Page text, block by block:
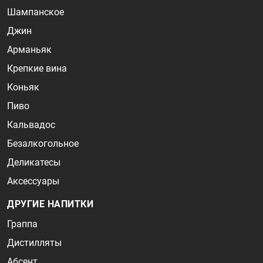
Шампанское
Джин
Арманьяк
Крепкие вина
Коньяк
Пиво
Кальвадос
Безалкогольное
Деликатесы
Аксессуары
ДРУГИЕ НАПИТКИ
Граппа
Дистилляты